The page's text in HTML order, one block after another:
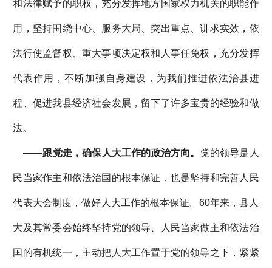
和法律赋予的职权，充分发挥地方国家权力机关的职能作
用，坚持围绕中心、服务大局、突出重点、讲求实效，依
法行使监督权、重大事项决定权和人事任免权，充分发挥
代表作用，不断加强自身建设，为我们推进依法治县进
程、促进我县经济社会发展，留下了许多宝贵的经验和做
法。
——跟党走，确保人大工作的政治方向。 党的领导是人
民当家作主和依法治国的根本保证，也是坚持和完善人民
代表大会制度，做好人大工作的根本保证。60年来，县人
大及其常委会始终坚持党的领导、人民当家做主和依法治
国的有机统一，主动把人大工作置于党的领导之下，紧紧